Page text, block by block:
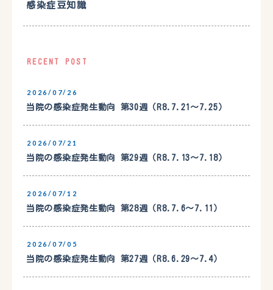
感染症豆知識
RECENT POST
2026/07/26
当院の感染症発生動向 第30週（R8.7.21〜7.25）
2026/07/21
当院の感染症発生動向 第29週（R8.7.13〜7.18）
2026/07/12
当院の感染症発生動向 第28週（R8.7.6〜7.11）
2026/07/05
当院の感染症発生動向 第27週（R8.6.29〜7.4）